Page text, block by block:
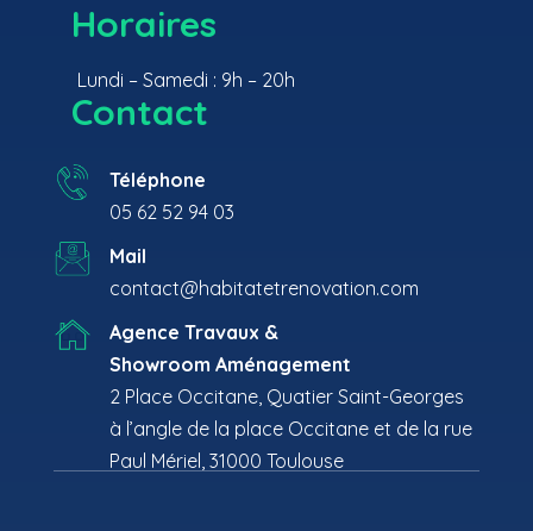
Horaires
Lundi – Samedi : 9h – 20h
Contact
Téléphone
05 62 52 94 03
Mail
contact@habitatetrenovation.com
Agence Travaux &
Showroom Aménagement
2 Place Occitane, Quatier Saint-Georges
à l’angle de la place Occitane et de la rue
Paul Mériel, 31000 Toulouse